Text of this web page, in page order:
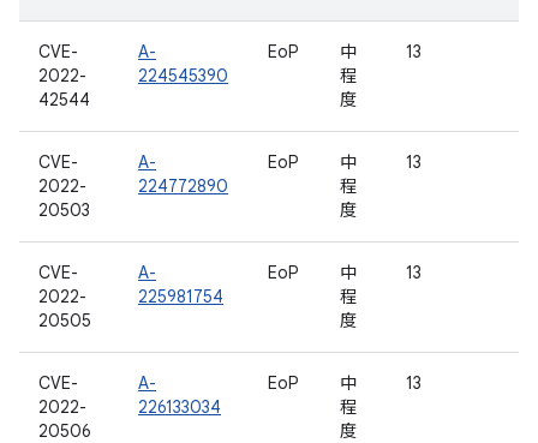
CVE-
2022-
42544
A-
224545390
EoP
中
程
度
13
CVE-
2022-
20503
A-
224772890
EoP
中
程
度
13
CVE-
2022-
20505
A-
225981754
EoP
中
程
度
13
CVE-
2022-
20506
A-
226133034
EoP
中
程
度
13